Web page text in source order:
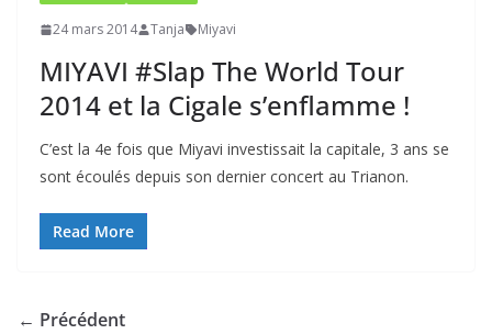
24 mars 2014 Tanja Miyavi
MIYAVI #Slap The World Tour
2014 et la Cigale s’enflamme !
C’est la 4e fois que Miyavi investissait la capitale, 3 ans se
sont écoulés depuis son dernier concert au Trianon.
Read More
← Précédent